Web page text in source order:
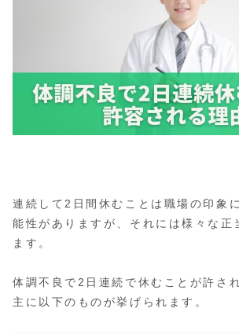
連続して2日間休むことは職場の印象
能性がありますが、それには様々な正
ます。
体調不良で2日連続で休むことが許さ
主に以下のものが挙げられます。